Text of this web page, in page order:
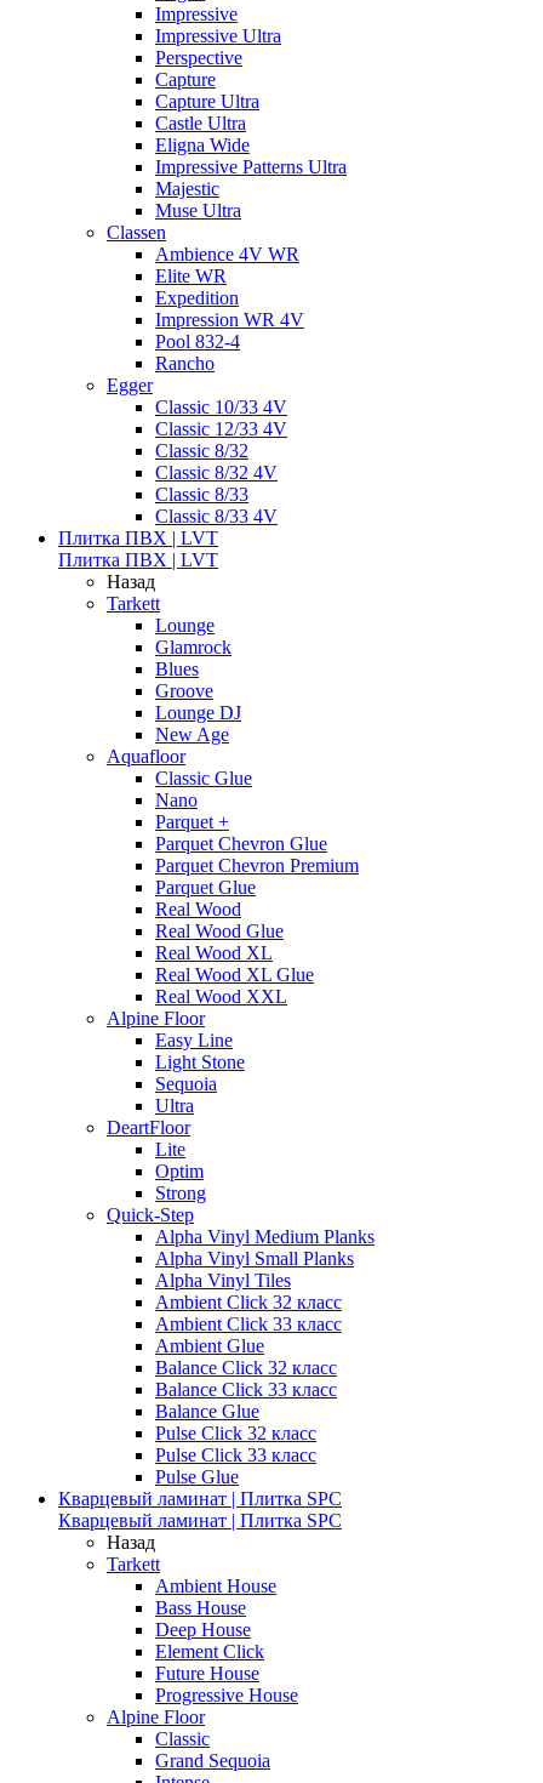
Impressive
Impressive Ultra
Perspective
Capture
Capture Ultra
Castle Ultra
Eligna Wide
Impressive Patterns Ultra
Majestic
Muse Ultra
Classen
Ambience 4V WR
Elite WR
Expedition
Impression WR 4V
Pool 832-4
Rancho
Egger
Classic 10/33 4V
Classic 12/33 4V
Classic 8/32
Classic 8/32 4V
Classic 8/33
Classic 8/33 4V
Плитка ПВХ | LVT
Плитка ПВХ | LVT
Назад
Tarkett
Lounge
Glamrock
Blues
Groove
Lounge DJ
New Age
Aquafloor
Classic Glue
Nano
Parquet +
Parquet Chevron Glue
Parquet Chevron Premium
Parquet Glue
Real Wood
Real Wood Glue
Real Wood XL
Real Wood XL Glue
Real Wood XXL
Alpine Floor
Easy Line
Light Stone
Sequoia
Ultra
DeartFloor
Lite
Optim
Strong
Quick-Step
Alpha Vinyl Medium Planks
Alpha Vinyl Small Planks
Alpha Vinyl Tiles
Ambient Click 32 класс
Ambient Click 33 класс
Ambient Glue
Balance Click 32 класс
Balance Click 33 класс
Balance Glue
Pulse Click 32 класс
Pulse Click 33 класс
Pulse Glue
Кварцевый ламинат | Плитка SPC
Кварцевый ламинат | Плитка SPC
Назад
Tarkett
Ambient House
Bass House
Deep House
Element Click
Future House
Progressive House
Alpine Floor
Classic
Grand Sequoia